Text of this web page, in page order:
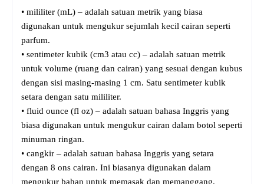
• mililiter (mL) – adalah satuan metrik yang biasa
digunakan untuk mengukur sejumlah kecil cairan seperti
parfum.
• sentimeter kubik (cm3 atau cc) – adalah satuan metrik
untuk volume (ruang dan cairan) yang sesuai dengan kubus
dengan sisi masing-masing 1 cm. Satu sentimeter kubik
setara dengan satu mililiter.
• fluid ounce (fl oz) – adalah satuan bahasa Inggris yang
biasa digunakan untuk mengukur cairan dalam botol seperti
minuman ringan.
• cangkir – adalah satuan bahasa Inggris yang setara
dengan 8 ons cairan. Ini biasanya digunakan dalam
mengukur bahan untuk memasak dan memanggang.